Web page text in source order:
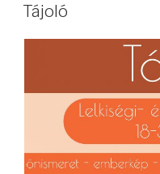
Tájoló